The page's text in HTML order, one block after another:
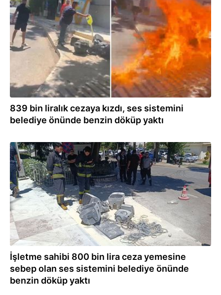
31.07.2026
839 bin liralık cezaya kızdı, ses sistemini
belediye önünde benzin döküp yaktı
31.07.2026
İşletme sahibi 800 bin lira ceza yemesine
sebep olan ses sistemini belediye önünde
benzin döküp yaktı